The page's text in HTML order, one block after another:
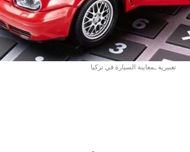
تعبيرية ـمعاينة السيارة في تركيا